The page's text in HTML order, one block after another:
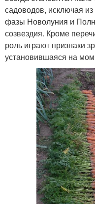
садоводов, исключая
фазы Новолуния и
созвездия. Кроме
роль играют признаки
установившаяся на